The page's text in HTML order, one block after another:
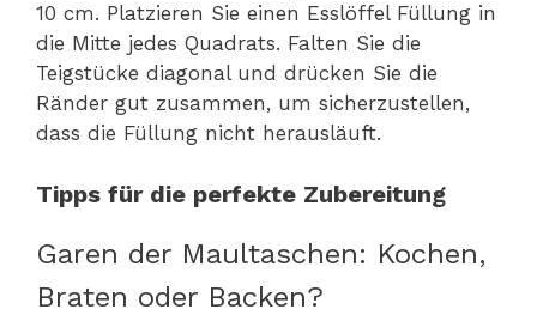
10 cm. Platzieren Sie einen Esslöffel Füllung in
die Mitte jedes Quadrats. Falten Sie die
Teigstücke diagonal und drücken Sie die
Ränder gut zusammen, um sicherzustellen,
dass die Füllung nicht herausläuft.
Tipps für die perfekte Zubereitung
Garen der Maultaschen: Kochen,
Braten oder Backen?